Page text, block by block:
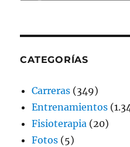
CATEGORÍAS
Carreras (349)
Entrenamientos
Fisioterapia (20)
Fotos (5)